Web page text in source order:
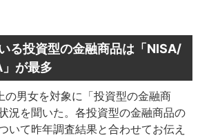
る投資型の金融商品は「NISA/
が最多
の男女を対象に「投資型の金融商
況を聞いた。各投資型の金融商品の
いて昨年調査結果と合わせてお伝え